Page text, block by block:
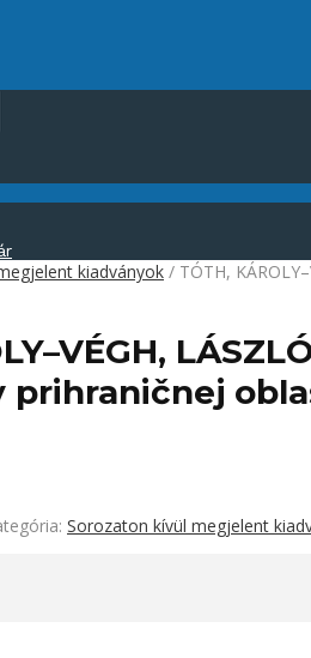
kiadványok / TÓTH,
prihraničnej
Sorozaton kívül megjelent